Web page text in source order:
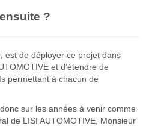
?
est de déployer ce projet dans
et d’étendre de
permettant à chacun de
sur les années à venir comme
de LISI AUTOMOTIVE, Monsieur